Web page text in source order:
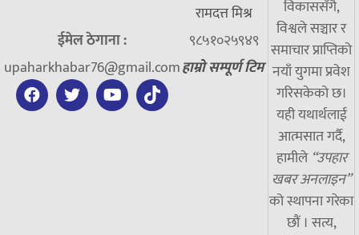
ईमेल ठेगाना :
upaharkhabar76@gmail.com
रामदत्त मिश्र
९८५१०२५९४९
हाम्रो सम्पूर्ण टिम
विकाससँगै,
विश्वले सञ्चार र
समाचार प्राप्तिको
नयाँ युगमा प्रवेश
गरिसकेको छ।
यही यथार्थलाई
आत्मसात गर्दै,
हामीले “उपहार
खबर अनलाइन”
को स्थापना गरेका
छौं । सत्य,